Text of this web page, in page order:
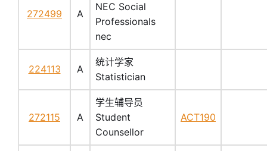
272499 A
NEC Social
Professionals
nec
224113 A
统计学家
Statistician
272115 A
学生辅导员
Student
Counsellor
ACT190